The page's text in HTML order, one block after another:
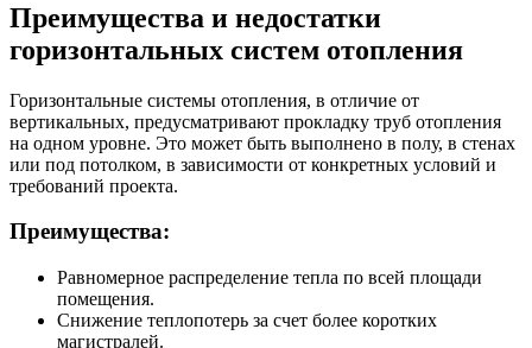
Преимущества и недостатки
горизонтальных систем отопления
Горизонтальные системы отопления, в отличие от
вертикальных, предусматривают прокладку труб отопления
на одном уровне. Это может быть выполнено в полу, в стенах
или под потолком, в зависимости от конкретных условий и
требований проекта.
Преимущества:
Равномерное распределение тепла по всей площади
помещения.
Снижение теплопотерь за счет более коротких
магистралей.